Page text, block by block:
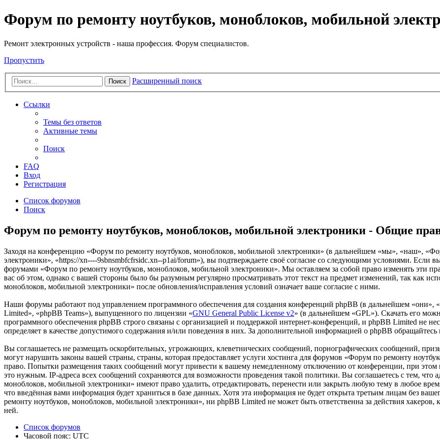
Регистрация
Форум по ремонту ноутбуков, моноблоков, мобильной
Ремонт электронных устройств - наша профессия. Форум специалистов.
Пропустить
Поиск Расширенный поиск
Ссылки
Темы без ответов
Активные темы
Поиск
FAQ
Вход
Регистрация
Список форумов
Поиск
Форум по ремонту ноутбуков, моноблоков, мобильной электроники - Общие
Заходя на конференцию «Форум по ремонту ноутбуков, моноблоков, мобильной электроники» (в дальнейшем «мы», «наш»,
электроники», «https://xn----9sbnsmbfcfrsidc.xn--p1ai/forum»), вы подтверждаете своё согласие со следующими условиями. Если
форумами «Форум по ремонту ноутбуков, моноблоков, мобильной электроники». Мы оставляем за собой право изменять эти
вас об этом, однако с вашей стороны было бы разумным регулярно просматривать этот текст на предмет изменений, так как
моноблоков, мобильной электроники» после обновления/исправления условий означает ваше согласие с ними.
Наши форумы работают под управлением программного обеспечения для создания конференций phpBB (в дальнейшем «они»,
Limited», «phpBB Teams»), выпущенного по лицензии «GNU General Public License v2» (в дальнейшем «GPL»). Скачать его
программного обеспечения phpBB строго связаны с организацией и поддержкой интернет-конференций, и phpBB Limited не
определяет в качестве допустимого содержания и/или поведения в них. За дополнительной информацией о phpBB обращайтесь
Вы соглашаетесь не размещать оскорбительных, угрожающих, клеветнических сообщений, порнографических сообщений,
могут нарушить законы вашей страны, страны, которая предоставляет услуги хостинга для форумов «Форум по ремонту
право. Попытки размещения таких сообщений могут привести к вашему немедленному отключению от конференции, при этом
это нужным. IP-адреса всех сообщений сохраняются для возможности проведения такой политики. Вы соглашаетесь с тем,
моноблоков, мобильной электроники» имеют право удалить, отредактировать, перенести или закрыть любую тему в любое
что введённая вами информация будет храниться в базе данных. Хотя эта информация не будет открыта третьим лицам без
ремонту ноутбуков, моноблоков, мобильной электроники», ни phpBB Limited не может быть ответственна за действия
ней.
Список форумов
Часовой пояс: UTC